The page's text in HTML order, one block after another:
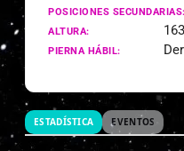
POSICIONES SECUNDARIAS:
ALTURA:
PIERNA HÁBIL:
ESTADÍSTICA EVENTOS